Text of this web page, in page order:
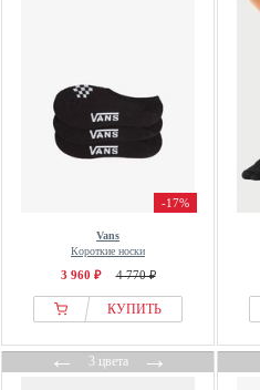
-17%
Vans
Короткие носки
3 960 ₽ 4 770 ₽
КУПИТЬ
←3 цвета→